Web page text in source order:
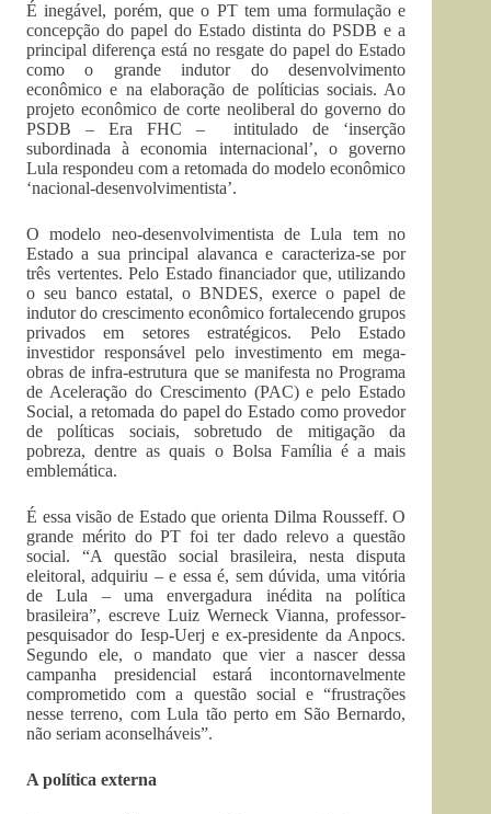
É inegável, porém, que o PT tem uma formulação e
concepção do papel do Estado distinta do PSDB e a
principal diferença está no resgate do papel do Estado
como o grande indutor do desenvolvimento
econômico e na elaboração de políticias sociais. Ao
projeto econômico de corte neoliberal do governo do
PSDB – Era FHC – intitulado de ‘inserção
subordinada à economia internacional’, o governo
Lula respondeu com a retomada do modelo econômico
‘nacional-desenvolvimentista’.
O modelo neo-desenvolvimentista de Lula tem no
Estado a sua principal alavanca e caracteriza-se por
três vertentes. Pelo Estado financiador que, utilizando
o seu banco estatal, o BNDES, exerce o papel de
indutor do crescimento econômico fortalecendo grupos
privados em setores estratégicos. Pelo Estado
investidor responsável pelo investimento em mega-
obras de infra-estrutura que se manifesta no Programa
de Aceleração do Crescimento (PAC) e pelo Estado
Social, a retomada do papel do Estado como provedor
de políticas sociais, sobretudo de mitigação da
pobreza, dentre as quais o Bolsa Família é a mais
emblemática.
É essa visão de Estado que orienta Dilma Rousseff. O
grande mérito do PT foi ter dado relevo a questão
social. “A questão social brasileira, nesta disputa
eleitoral, adquiriu – e essa é, sem dúvida, uma vitória
de Lula – uma envergadura inédita na política
brasileira”, escreve Luiz Werneck Vianna, professor-
pesquisador do Iesp-Uerj e ex-presidente da Anpocs.
Segundo ele, o mandato que vier a nascer dessa
campanha presidencial estará incontornavelmente
comprometido com a questão social e “frustrações
nesse terreno, com Lula tão perto em São Bernardo,
não seriam aconselháveis”.
A política externa